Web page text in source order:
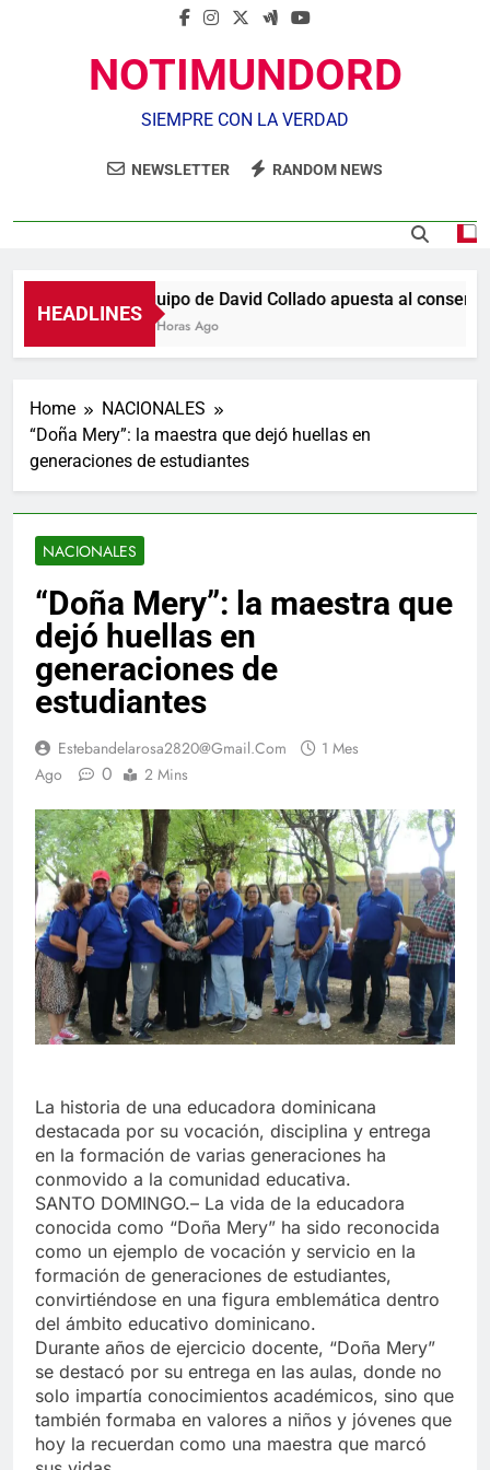
NOTIMUNDORD
SIEMPRE CON LA VERDAD
NEWSLETTER RANDOM NEWS
HEADLINES
Equipo de David Collado apuesta al consenso
10 Horas Ago
Home
NACIONALES
“Doña Mery”: la maestra que dejó huellas en
generaciones de estudiantes
NACIONALES
“Doña Mery”: la maestra que
dejó huellas en
generaciones de
estudiantes
Estebandelarosa2820@gmail.com
1 Mes
Ago
0 2 Mins
La historia de una educadora dominicana
destacada por su vocación, disciplina y entrega
en la formación de varias generaciones ha
conmovido a la comunidad educativa.
SANTO DOMINGO.– La vida de la educadora
conocida como “Doña Mery” ha sido reconocida
como un ejemplo de vocación y servicio en la
formación de generaciones de estudiantes,
convirtiéndose en una figura emblemática dentro
del ámbito educativo dominicano.
Durante años de ejercicio docente, “Doña Mery”
se destacó por su entrega en las aulas, donde no
solo impartía conocimientos académicos, sino que
también formaba en valores a niños y jóvenes que
hoy la recuerdan como una maestra que marcó